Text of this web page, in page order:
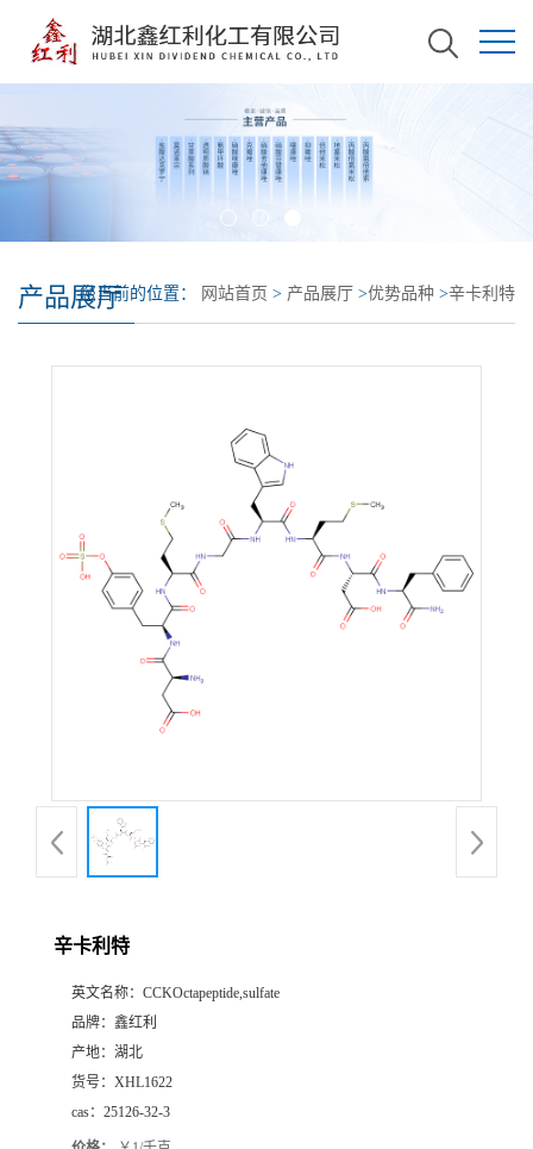
产品展厅您当前的位置： 网站首页 > 产品展厅 >优势品种 >辛卡利特
辛卡利特
英文名称： CCKOctapeptide,sulfate
品牌： 鑫红利
产地： 湖北
货号： XHL1622
cas： 25126-32-3